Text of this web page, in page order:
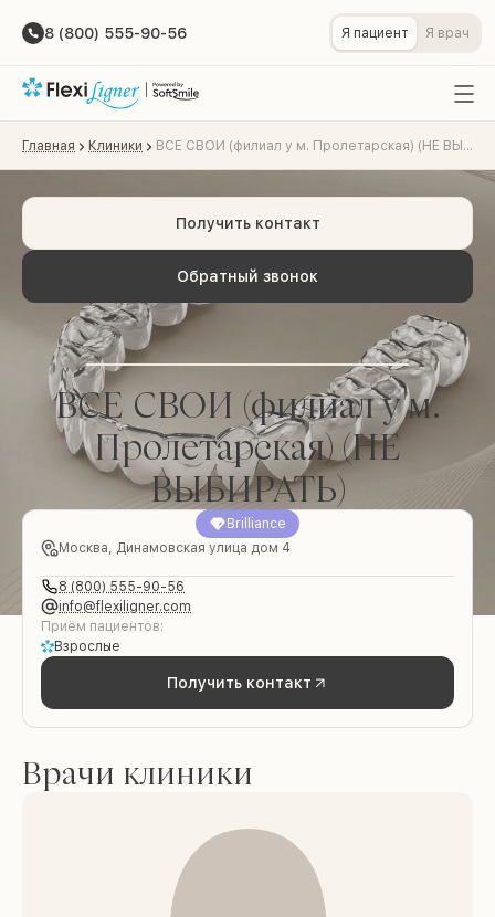
8 (800) 555-90-56 Я пациент Я врач
Главная Клиники ВСЕ СВОИ (филиал у м. Пролетарская) (НЕ ВЫБИРАТЬ)
Обратный звонок
Получить контакт
ВСЕ СВОИ (филиал у м.
Пролетарская) (НЕ
ВЫБИРАТЬ)
Brilliance
Москва, Динамовская улица дом 4
8 (800) 555-90-56
info@flexiligner.com
Приём пациентов:
Взрослые
Получить контакт
Врачи клиники